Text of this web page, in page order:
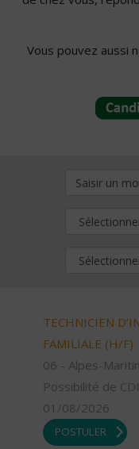
Vous pouvez aussi
TECHNICIEN
FAMILIALE (H/F)
06 - Alpes-
Possibilité de
01/08/2026
POSTULER